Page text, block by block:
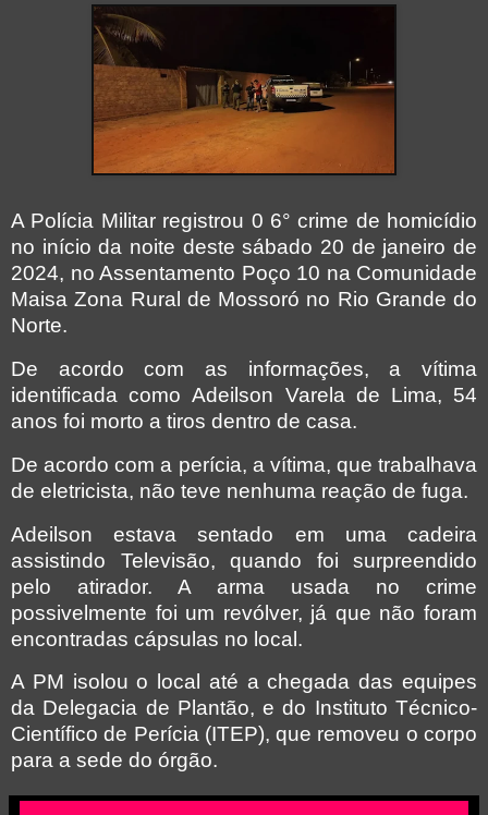
A Polícia Militar registrou 0 6° crime de homicídio
no início da noite deste sábado 20 de janeiro de
2024, no Assentamento Poço 10 na Comunidade
Maisa Zona Rural de Mossoró no Rio Grande do
Norte.
De acordo com as informações, a vítima
identificada como Adeilson Varela de Lima, 54
anos foi morto a tiros dentro de casa.
De acordo com a perícia, a vítima, que trabalhava
de eletricista, não teve nenhuma reação de fuga.
Adeilson estava sentado em uma cadeira
assistindo Televisão, quando foi surpreendido
pelo atirador. A arma usada no crime
possivelmente foi um revólver, já que não foram
encontradas cápsulas no local.
A PM isolou o local até a chegada das equipes
da Delegacia de Plantão, e do Instituto Técnico-
Científico de Perícia (ITEP), que removeu o corpo
para a sede do órgão.